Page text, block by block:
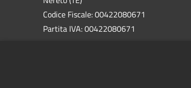
Codice Fiscale: 00422080671
Partita IVA: 00422080671